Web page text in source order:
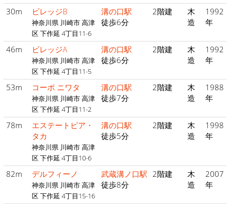
30m ビレッジB
神奈川県 川崎市 高津
区 下作延 4丁目11-6
溝の口駅
徒歩6分
2階建
木
造
1992
年
46m ビレッジA
神奈川県 川崎市 高津
区 下作延 4丁目11-5
溝の口駅
徒歩6分
2階建
木
造
1992
年
53m コーポ ニワタ
神奈川県 川崎市 高津
区 下作延 4丁目11-2
溝の口駅
徒歩7分
2階建
木
造
1988
年
78m
エステートピア・
タカ
神奈川県 川崎市 高津
区 下作延 4丁目10-6
溝の口駅
徒歩5分
2階建
木
造
1998
年
82m デルフィーノ
神奈川県 川崎市 高津
区 下作延 4丁目15-16
武蔵溝ノ口駅
徒歩8分
2階建
木
造
2007
年